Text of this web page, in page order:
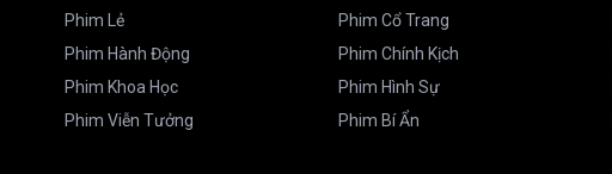
Phim Lẻ
Phim Hành Động
Phim Khoa Học
Phim Viễn Tưởng
Phim Cổ Trang
Phim Chính Kịch
Phim Hình Sự
Phim Bí Ẩn